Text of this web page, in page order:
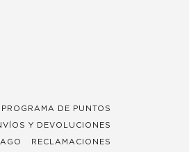
DE PUNTOS
Y DEVOLUCIONES
RECLAMACIONES